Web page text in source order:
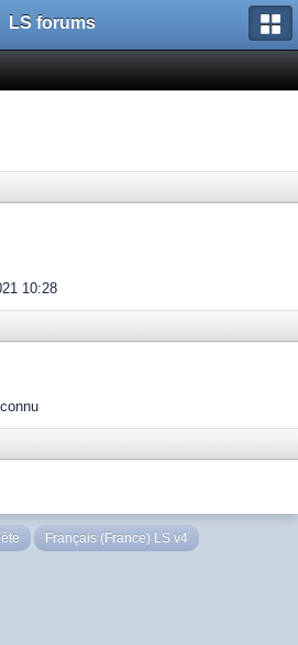
LS forums
10:28
Français (France) LS v4